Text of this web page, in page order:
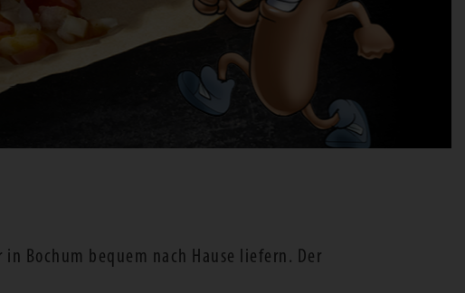
Bochum bequem nach Hause liefern. Der